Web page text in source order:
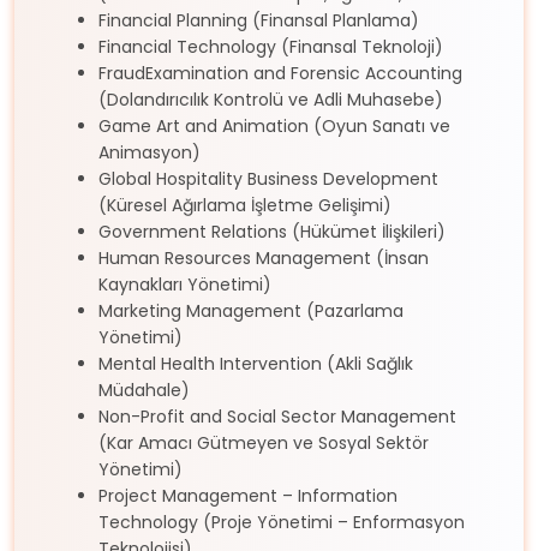
Financial Planning (Finansal Planlama)
Financial Technology (Finansal Teknoloji)
FraudExamination and Forensic Accounting
(Dolandırıcılık Kontrolü ve Adli Muhasebe)
Game Art and Animation (Oyun Sanatı ve
Animasyon)
Global Hospitality Business Development
(Küresel Ağırlama İşletme Gelişimi)
Government Relations (Hükümet İlişkileri)
Human Resources Management (İnsan
Kaynakları Yönetimi)
Marketing Management (Pazarlama
Yönetimi)
Mental Health Intervention (Akli Sağlık
Müdahale)
Non-Profit and Social Sector Management
(Kar Amacı Gütmeyen ve Sosyal Sektör
Yönetimi)
Project Management – Information
Technology (Proje Yönetimi – Enformasyon